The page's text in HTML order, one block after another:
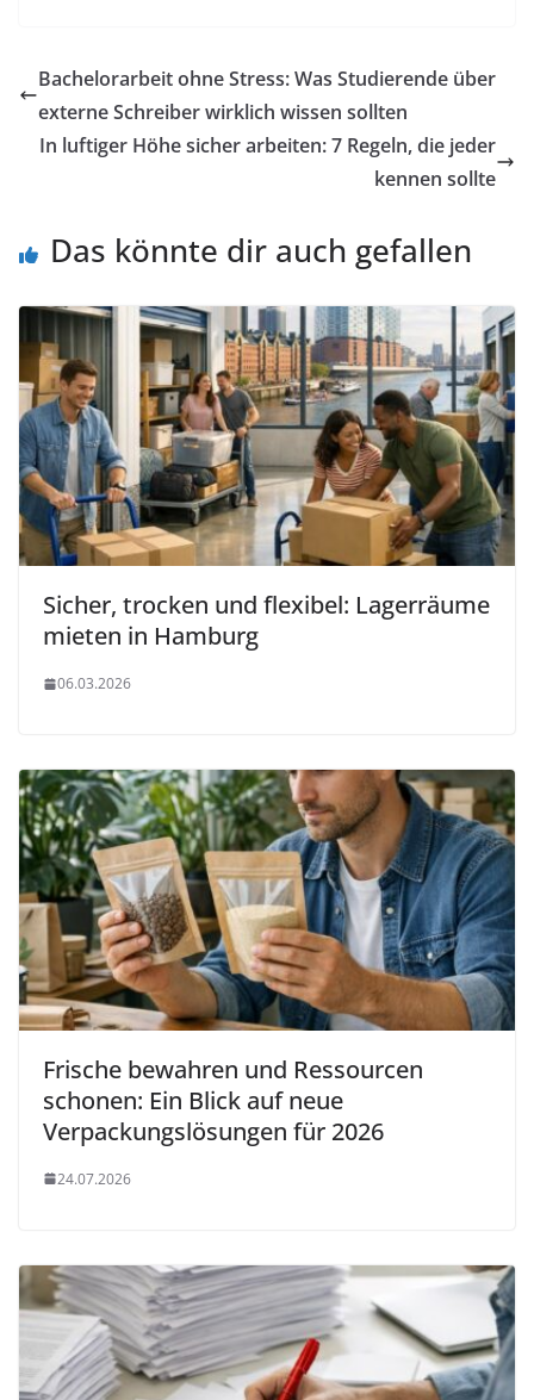
Bachelorarbeit ohne Stress: Was Studierende über
externe Schreiber wirklich wissen sollten
In luftiger Höhe sicher arbeiten: 7 Regeln, die jeder
kennen sollte
Das könnte dir auch gefallen
Sicher, trocken und flexibel: Lagerräume
mieten in Hamburg
06.03.2026
Frische bewahren und Ressourcen
schonen: Ein Blick auf neue
Verpackungslösungen für 2026
24.07.2026